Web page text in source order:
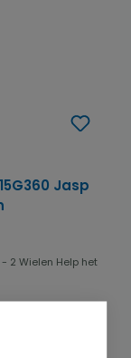
Jasp
2 Wielen Help het